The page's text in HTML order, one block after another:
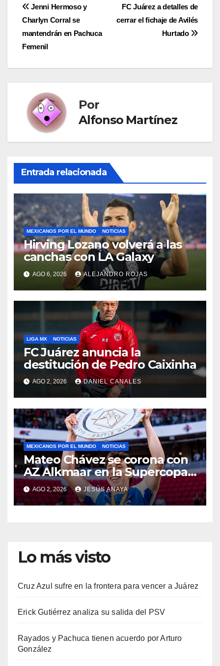
Navegación
de
entradas
FC Juárez a detalles de
cerrar el fichaje de Avilés
Hurtado
Jenni Hermoso y
Charlyn Corral se
mantendrán en Pachuca
Femenil
Por
Alfonso Martínez
Entrada relacionada
MEXICANOS POR EL MUNDO NOTICIAS
Hirving Lozano volverá a las
canchas con LA Galaxy
AGO 6, 2026 ALEJANDRO ROJAS
LIGA MX NOTICIAS
FC Juárez anuncia la
destitución de Pedro Caixinha
AGO 2, 2026 DANIEL CANALES
MEXICANOS POR EL MUNDO NOTICIAS
Mateo Chávez se corona con
AZ Alkmaar en la Supercopa
de Países Bajos
AGO 2, 2026 JESÚS ANAYA
Lo más visto
Cruz Azul sufre en la frontera para vencer a Juárez
Erick Gutiérrez analiza su salida del PSV
Rayados y Pachuca tienen acuerdo por Arturo
González